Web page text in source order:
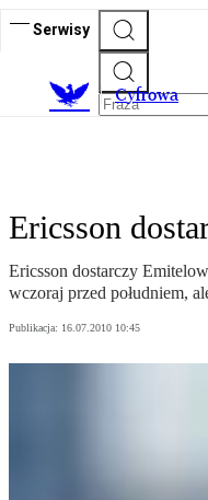
Serwisy
Cyfrowa
Ericsson
Ericsson dostarczy
wczoraj przed południem,
Publikacja: 16.07.2010 10:45